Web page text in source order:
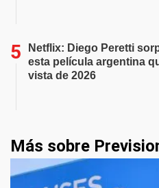
Netflix: Diego Peretti
esta película argentina
vista de 2026
Más sobre